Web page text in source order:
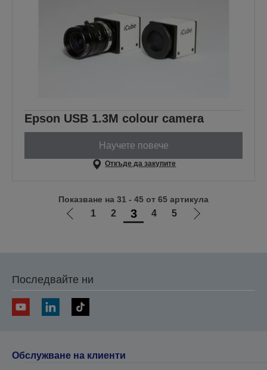
Epson USB 1.3M colour camera
Научете повече
Откъде да закупите
Отиди
1 2 3 4 5
Отиди
Показване на 31 - 45 от 65 артикула
Последвайте ни
Обслужване на клиенти